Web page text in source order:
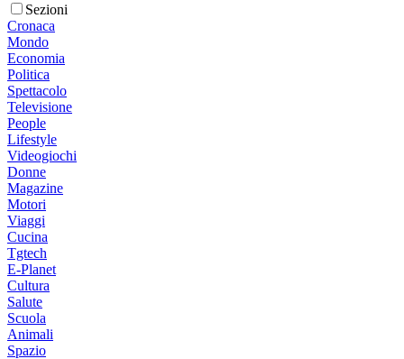
Sezioni
Cronaca
Mondo
Economia
Politica
Spettacolo
Televisione
People
Lifestyle
Videogiochi
Donne
Magazine
Motori
Viaggi
Cucina
Tgtech
E-Planet
Cultura
Salute
Scuola
Animali
Spazio